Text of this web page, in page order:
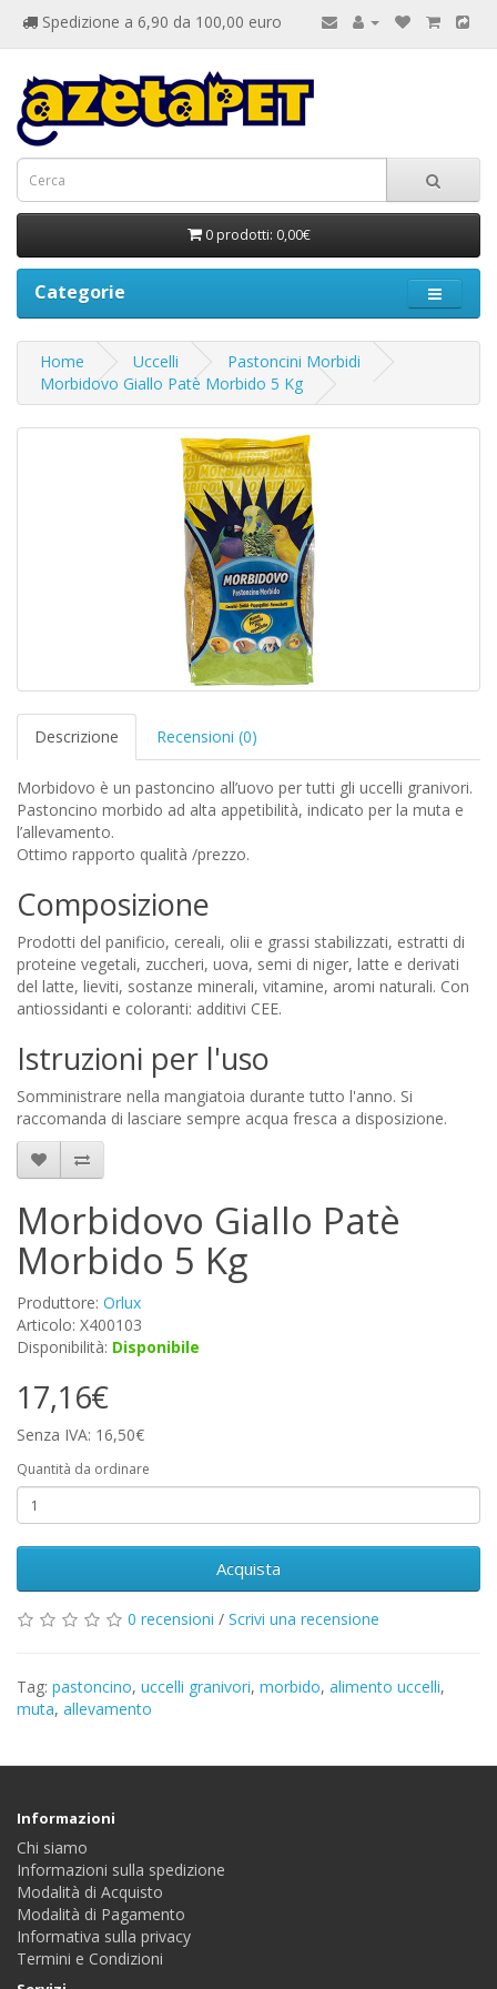
Spedizione a 6,90 da 100,00 euro
0 prodotti: 0,00€
Categorie
Home Uccelli
Pastoncini Morbidi
Morbidovo Giallo Patè Morbido 5 Kg
Descrizione Recensioni (0)
Morbidovo è un pastoncino all’uovo per tutti gli uccelli granivori.
Pastoncino morbido ad alta appetibilità, indicato per la muta e
l’allevamento.
Ottimo rapporto qualità /prezzo.
Composizione
Prodotti del panificio, cereali, olii e grassi stabilizzati, estratti di
proteine vegetali, zuccheri, uova, semi di niger, latte e derivati
del latte, lieviti, sostanze minerali, vitamine, aromi naturali. Con
antiossidanti e coloranti: additivi CEE.
Istruzioni per l'uso
Somministrare nella mangiatoia durante tutto l'anno. Si
raccomanda di lasciare sempre acqua fresca a disposizione.
Morbidovo Giallo Patè
Morbido 5 Kg
Produttore: Orlux
Articolo: X400103
Disponibilità: Disponibile
17,16€
Senza IVA: 16,50€
Quantità da ordinare
Acquista
0 recensioni / Scrivi una recensione
Tag: pastoncino, uccelli granivori, morbido, alimento uccelli,
muta, allevamento
Informazioni
Chi siamo
Informazioni sulla spedizione
Modalità di Acquisto
Modalità di Pagamento
Informativa sulla privacy
Termini e Condizioni